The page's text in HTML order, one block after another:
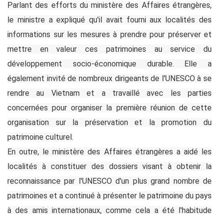
Parlant des efforts du ministère des Affaires étrangères,
le ministre a expliqué qu'il avait fourni aux localités des
informations sur les mesures à prendre pour préserver et
mettre en valeur ces patrimoines au service du
développement socio-économique durable. Elle a
également invité de nombreux dirigeants de l'UNESCO à se
rendre au Vietnam et a travaillé avec les parties
concernées pour organiser la première réunion de cette
organisation sur la préservation et la promotion du
patrimoine culturel.
En outre, le ministère des Affaires étrangères a aidé les
localités à constituer des dossiers visant à obtenir la
reconnaissance par l'UNESCO d'un plus grand nombre de
patrimoines et a continué à présenter le patrimoine du pays
à des amis internationaux, comme cela a été l'habitude